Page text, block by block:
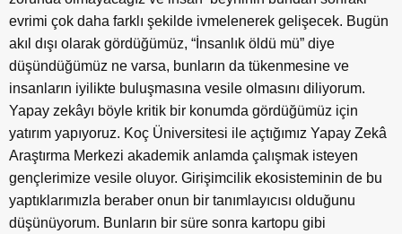
evrimi çok daha farklı şekilde ivmelenerek gelişecek. Bugün
akıl dışı olarak gördüğümüz, “İnsanlık öldü mü” diye
düşündüğümüz ne varsa, bunların da tükenmesine ve
insanların iyilikte buluşmasına vesile olmasını diliyorum.
Yapay zekâyı böyle kritik bir konumda gördüğümüz için
yatırım yapıyoruz. Koç Üniversitesi ile açtığımız Yapay Zekâ
Araştırma Merkezi akademik anlamda çalışmak isteyen
gençlerimize vesile oluyor. Girişimcilik ekosisteminin de bu
yaptıklarımızla beraber onun bir tanımlayıcısı olduğunu
düşünüyorum. Bunların bir süre sonra kartopu gibi